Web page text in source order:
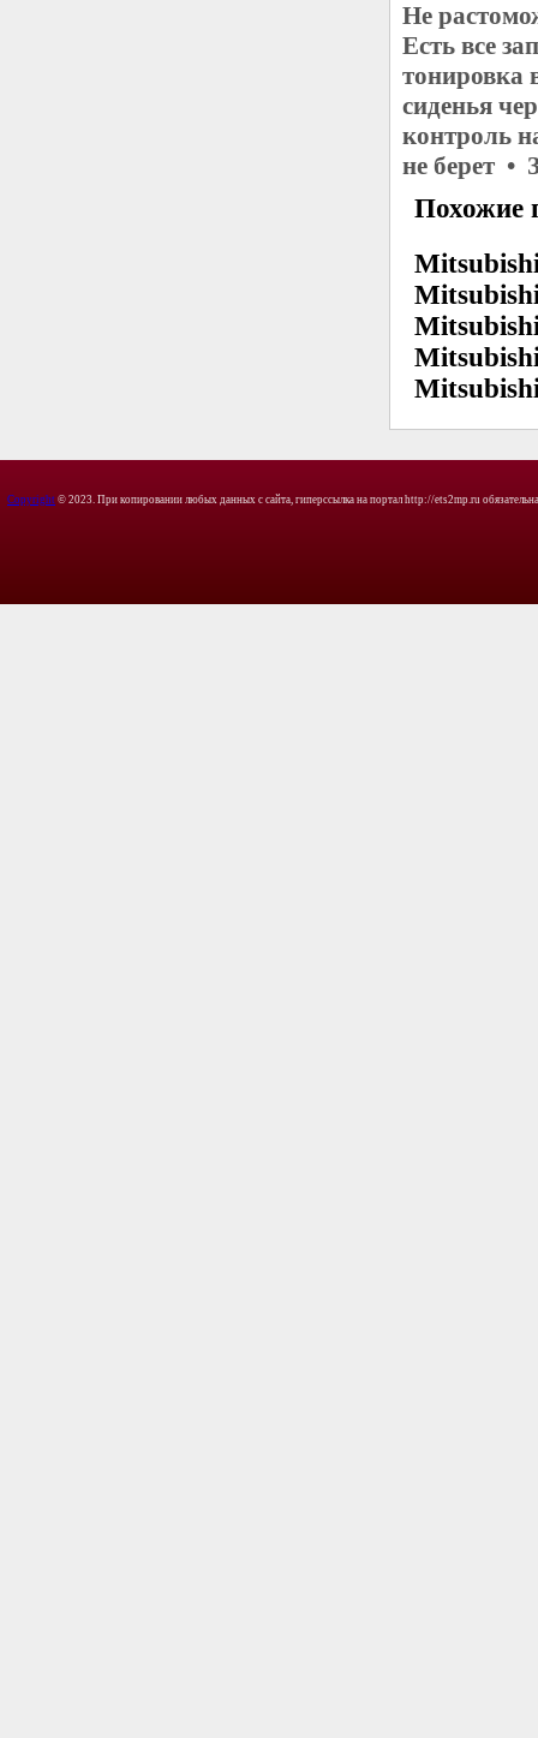
Не
Есть все
тонировка
сиденья
контроль
не берет •
Похожие
Copyright © 2023. При копировании любых данных с сайта, гиперссылка на портал http://ets2mp.ru